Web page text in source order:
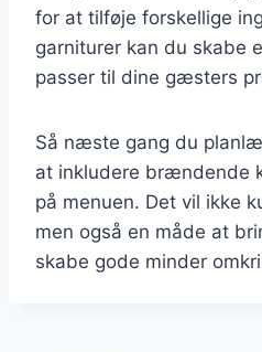
for at tilføje forskellige
garniturer kan du skabe
passer til dine gæsters
Så næste gang du
at inkludere brændende
på menuen. Det vil ikke
men også en måde at
skabe gode minder